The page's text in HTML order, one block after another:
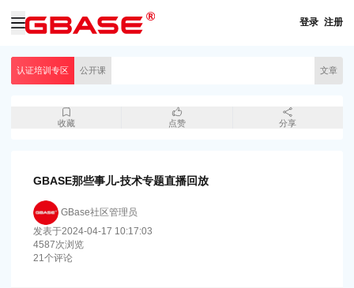
登录 注册
认证培训专区 公开课 文章
收藏 点赞 分享
GBASE那些事儿-技术专题直播回放
GBase社区管理员
发表于2024-04-17 10:17:03
4587次浏览
21个评论